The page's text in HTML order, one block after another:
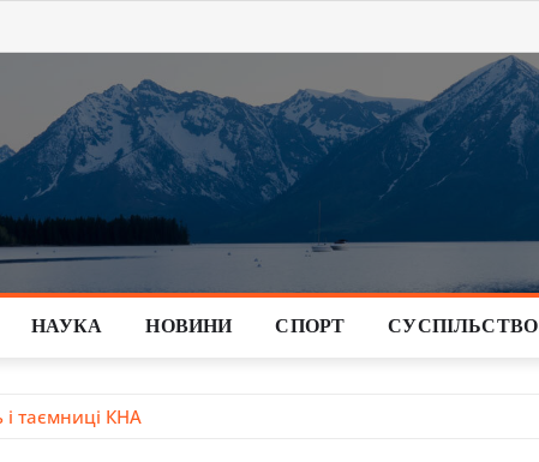
НАУКА НОВИНИ СПОРТ СУСПІЛЬСТВО
і таємниці КНА